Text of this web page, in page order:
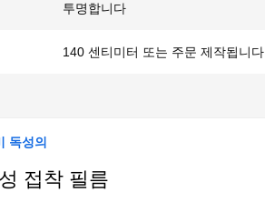
투명합니다
140 센티미터 또는 주문 제작됩니다
독성의
접착 필름